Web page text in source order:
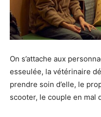
On s’attache aux
esseulée, la vétérinaire
prendre soin d’elle, le
scooter, le couple en mal